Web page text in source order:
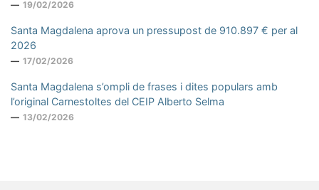
19/02/2026
Santa Magdalena aprova un pressupost de 910.897 € per al
2026
17/02/2026
Santa Magdalena s’ompli de frases i dites populars amb
l’original Carnestoltes del CEIP Alberto Selma
13/02/2026